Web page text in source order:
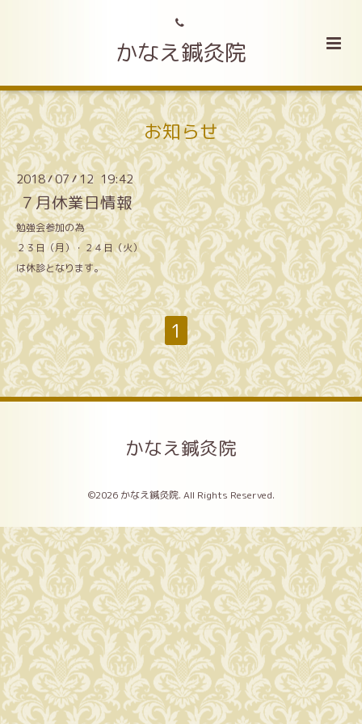
かなえ鍼灸院
お知らせ
2018/07/12 19:42
７月休業日情報
勉強会参加の為
２３日（月）・２４日（火）
は休診となります。
1
かなえ鍼灸院
©2026 かなえ鍼灸院. All Rights Reserved.